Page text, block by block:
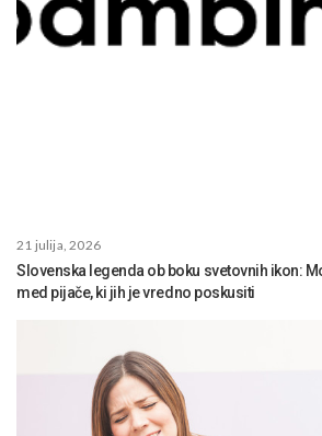
21 julija, 2026
Slovenska legenda ob boku svetovnih ikon:
med pijače, ki jih je vredno poskusiti